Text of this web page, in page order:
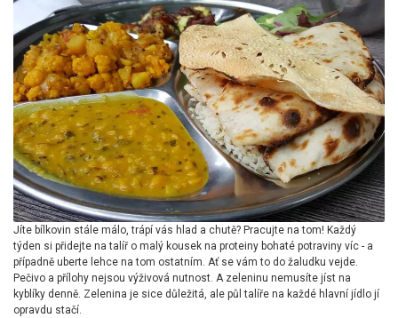
Jíte bílkovin stále málo, trápí vás hlad a chutě? Pracujte na tom! Každý
týden si přidejte na talíř o malý kousek na proteiny bohaté potraviny víc - a
případně uberte lehce na tom ostatním. Ať se vám to do žaludku vejde.
Pečivo a přílohy nejsou výživová nutnost. A zeleninu nemusíte jíst na
kyblíky denně. Zelenina je sice důležitá, ale půl talíře na každé hlavní jídlo jí
opravdu stačí.